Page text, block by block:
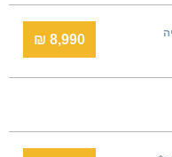
8,990 ₪